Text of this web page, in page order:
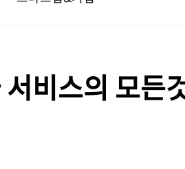
비스의 모든